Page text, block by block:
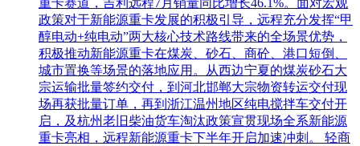
政策对于新能源重卡发展的积极引导，远程充分发挥“甲
醇电动+纯电动”两大核心技术路线带来的全场景优势，
积极推动新能源重卡在煤炭、砂石、商砼、港口短倒、
城市置换等场景的落地应用。从西边宁夏的煤炭砂石大
宗运输批量签约交付，到河北邯郸大宗物资转运交付现
场再获批量订单，再到浙江温州地区纯电搅拌车交付开
启，及杭州老旧柴油货车淘汰政策宣贯现场全系新能源
重卡亮相，远程新能源重卡下半年开启加速冲刺。 轻商